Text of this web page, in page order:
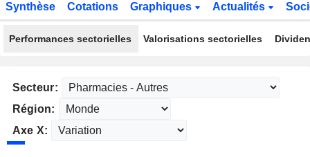
Synthèse Cotations Graphiques Actualités
Performances sectorielles Valorisations sectorielles
Secteur:
Région:
Axe X: